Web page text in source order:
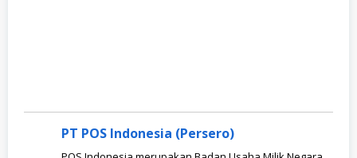
PT POS Indonesia (Persero)